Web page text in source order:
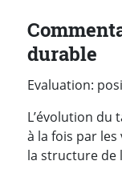
durable
Evaluation:
L’évolution du
à la fois par
la structure de